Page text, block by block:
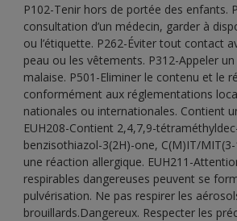
P102-Tenir hors de portée des enfants.
consultation d’un médecin, garder à
ou l’étiquette. P262-Éviter tout contact
peau ou les vêtements. P312-Appeler
malaise. P501-Eliminer le contenu et le
conformément aux réglementations
nationales ou internationales. Contient
EUH208-Contient 2,4,7,9-
benzisothiazol-3(2H)-one, C(M)IT/
une réaction allergique. EUH211-
respirables dangereuses peuvent se
pulvérisation. Ne pas respirer les
brouillards.Dangereux. Respecter les